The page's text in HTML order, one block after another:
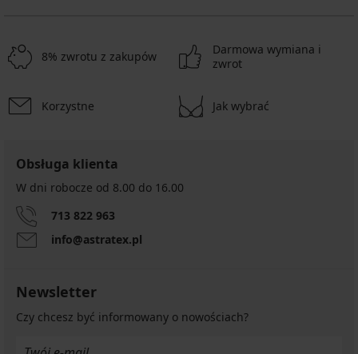
8% zwrotu z zakupów
Darmowa wymiana i
zwrot
Korzystne Jak wybrać
Obsługa klienta
W dni robocze od 8.00 do 16.00
713 822 963
info@astratex.pl
Newsletter
Czy chcesz być informowany o nowościach?